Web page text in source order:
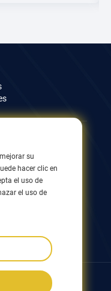
214082, Jiangsu,
su
hacer clic en
el uso de
el uso de